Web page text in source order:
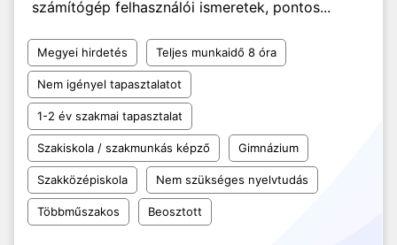
számítógép felhasználói ismeretek, pontos...
Megyei hirdetés Teljes munkaidő 8 óra
Nem igényel tapasztalatot
1-2 év szakmai tapasztalat
Szakiskola / szakmunkás képző Gimnázium
Szakközépiskola Nem szükséges nyelvtudás
Többműszakos Beosztott